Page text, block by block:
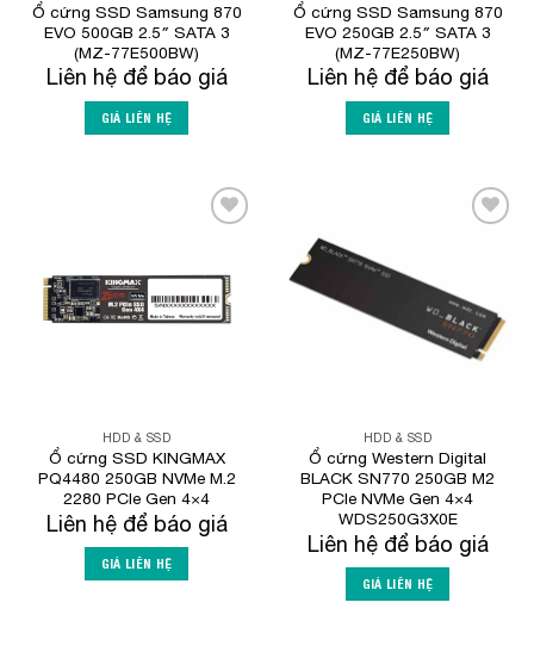
Ổ cứng SSD Samsung 870
EVO 500GB 2.5″ SATA 3
(MZ-77E500BW)
Liên hệ để báo giá
GIÁ LIÊN HỆ
Ổ cứng SSD Samsung 870
EVO 250GB 2.5″ SATA 3
(MZ-77E250BW)
Liên hệ để báo giá
GIÁ LIÊN HỆ
HDD & SSD
Ổ cứng SSD KINGMAX
PQ4480 250GB NVMe M.2
2280 PCIe Gen 4×4
Liên hệ để báo giá
GIÁ LIÊN HỆ
HDD & SSD
Ổ cứng Western Digital
BLACK SN770 250GB M2
PCIe NVMe Gen 4×4
WDS250G3X0E
Liên hệ để báo giá
GIÁ LIÊN HỆ